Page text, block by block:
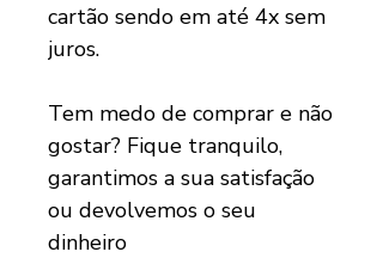
cartão sendo em até 4x sem
juros.
Tem medo de comprar e não
gostar? Fique tranquilo,
garantimos a sua satisfação
ou devolvemos o seu
dinheiro